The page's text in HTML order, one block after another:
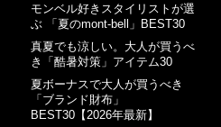
モンベル好きスタイリストが選
ぶ 「夏のmont-bell」BEST30
真夏でも涼しい。大人が買うべ
き「酷暑対策」アイテム30
夏ボーナスで大人が買うべき
「ブランド財布」
BEST30【2026年最新】